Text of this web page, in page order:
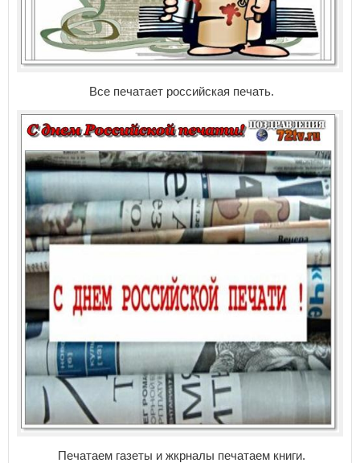
Все печатает российская печать.
Печатаем газеты и жкрналы печатаем книги.